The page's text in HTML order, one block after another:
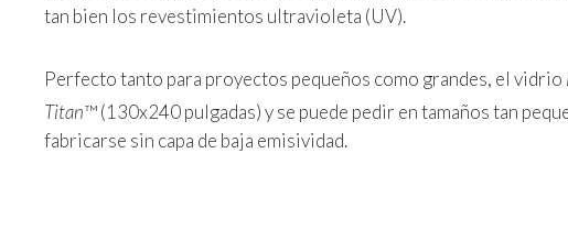
tan bien los revestimientos ultravioleta (UV).
Perfecto tanto para proyectos pequeños como grandes, el vidrio
Titan™ (130x240 pulgadas) y se puede pedir en tamaños tan
fabricarse sin capa de baja emisividad.